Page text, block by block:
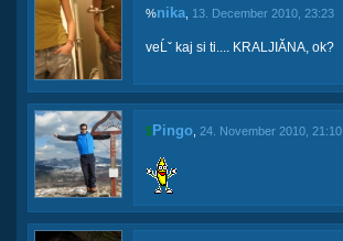
%nika 13. December 2010, 23:23
veĹˇ kaj si ti.... KRALJIĂNA, ok?
$ Pingo 24. November 2010, 21:10